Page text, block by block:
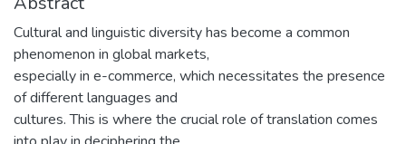
Cultural and linguistic diversity has become a common
phenomenon in global markets,
especially in e-commerce, which necessitates the presence
of different languages and
cultures. This is where the crucial role of translation comes